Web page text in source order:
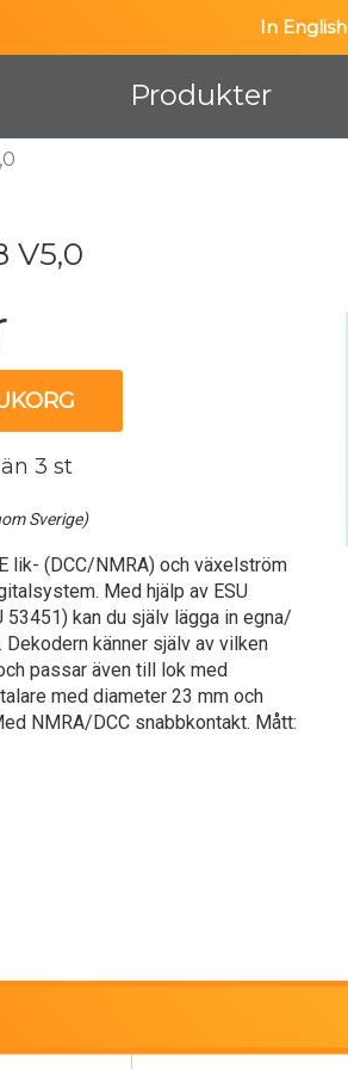
In English
Produkter
V5,0
3 st
Sverige)
lik- (DCC/NMRA) och växelström
Med hjälp av ESU
53451) kan du själv lägga in egna/
Dekodern känner själv av vilken
passar även till lok med
med diameter 23 mm och
NMRA/DCC snabbkontakt. Mått: